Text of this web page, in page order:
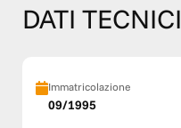
DATI TECNICI
Immatricolazione
09/1995